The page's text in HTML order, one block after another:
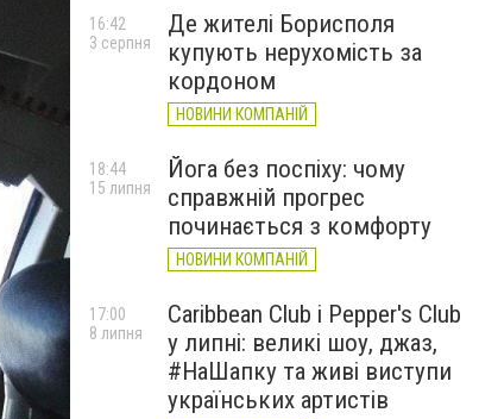
Де жителі Борисполя
купують нерухомість за
кордоном
НОВИНИ КОМПАНІЙ
16:42
3 серпня
Йога без поспіху: чому
справжній прогрес
починається з комфорту
НОВИНИ КОМПАНІЙ
18:44
15 липня
Caribbean Club і Pepper's Club
у липні: великі шоу, джаз,
#НаШапку та живі виступи
українських артистів
17:00
8 липня